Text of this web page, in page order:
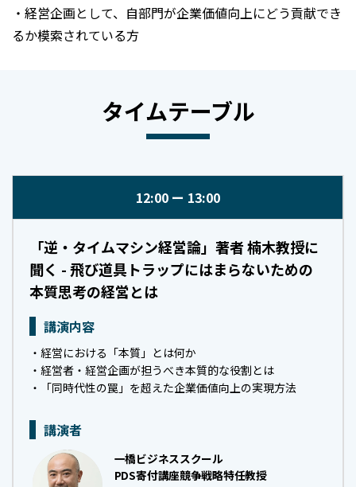
・経営企画として、自部門が企業価値向上にどう貢献でき
るか模索されている方
タイムテーブル
12:00 13:00
「逆・タイムマシン経営論」著者 楠木教授に
聞く - 飛び道具トラップにはまらないための
本質思考の経営とは
講演内容
・経営における「本質」とは何か
・経営者・経営企画が担うべき本質的な役割とは
・「同時代性の罠」を超えた企業価値向上の実現方法
講演者
一橋ビジネススクール
PDS寄付講座競争戦略特任教授